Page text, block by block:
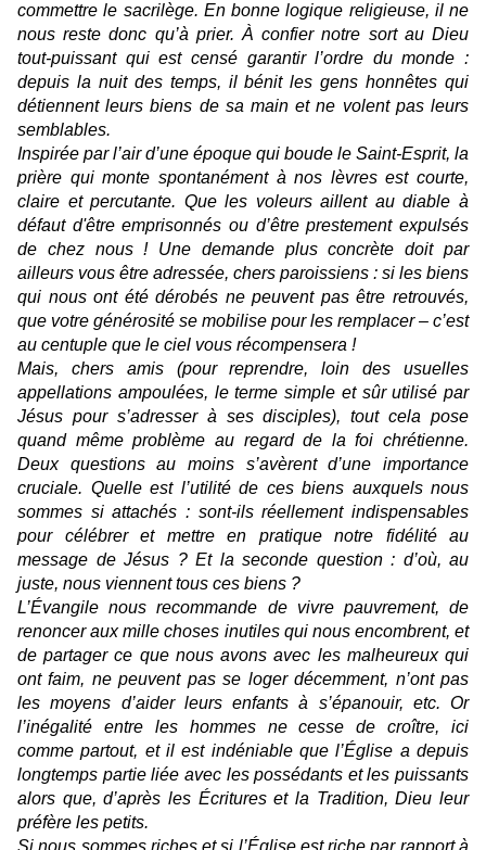
commettre le sacrilège. En bonne logique religieuse, il ne
nous reste donc qu’à prier. À confier notre sort au Dieu
tout-puissant qui est censé garantir l’ordre du monde :
depuis la nuit des temps, il bénit les gens honnêtes qui
détiennent leurs biens de sa main et ne volent pas leurs
semblables.
Inspirée par l’air d’une époque qui boude le Saint-Esprit, la
prière qui monte spontanément à nos lèvres est courte,
claire et percutante. Que les voleurs aillent au diable à
défaut d'être emprisonnés ou d’être prestement expulsés
de chez nous ! Une demande plus concrète doit par
ailleurs vous être adressée, chers paroissiens : si les biens
qui nous ont été dérobés ne peuvent pas être retrouvés,
que votre générosité se mobilise pour les remplacer – c’est
au centuple que le ciel vous récompensera !
Mais, chers amis (pour reprendre, loin des usuelles
appellations ampoulées, le terme simple et sûr utilisé par
Jésus pour s’adresser à ses disciples), tout cela pose
quand même problème au regard de la foi chrétienne.
Deux questions au moins s’avèrent d’une importance
cruciale. Quelle est l’utilité de ces biens auxquels nous
sommes si attachés : sont-ils réellement indispensables
pour célébrer et mettre en pratique notre fidélité au
message de Jésus ? Et la seconde question : d’où, au
juste, nous viennent tous ces biens ?
L’Évangile nous recommande de vivre pauvrement, de
renoncer aux mille choses inutiles qui nous encombrent, et
de partager ce que nous avons avec les malheureux qui
ont faim, ne peuvent pas se loger décemment, n’ont pas
les moyens d’aider leurs enfants à s’épanouir, etc. Or
l’inégalité entre les hommes ne cesse de croître, ici
comme partout, et il est indéniable que l’Église a depuis
longtemps partie liée avec les possédants et les puissants
alors que, d’après les Écritures et la Tradition, Dieu leur
préfère les petits.
Si nous sommes riches et si l’Église est riche par rapport à